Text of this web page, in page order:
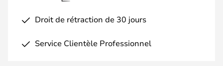
Droit de rétraction de 30 jours
Service Clientèle Professionnel